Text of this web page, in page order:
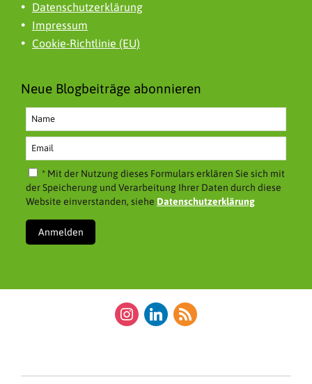
Datenschutzerklärung
Impressum
Cookie-Richtlinie (EU)
Neue Blogbeiträge abonnieren
* Mit der Nutzung dieses Formulars erklären Sie sich mit
der Speicherung und Verarbeitung Ihrer Daten durch diese
Website einverstanden, siehe Datenschutzerklärung
instagramlinkedinrss